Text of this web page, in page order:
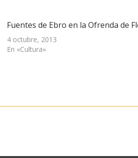
Fuentes de Ebro en la Ofrenda de
4 octubre, 2013
En «Cultura»